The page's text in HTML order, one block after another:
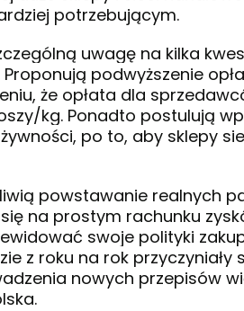
potrzebującym.
uwagę na kilka
Proponują podwyższenie
że opłata dla
kg. Ponadto postulują
po to, aby sklepy
powstawanie realnych
na prostym rachunku
swoje polityki
z roku na rok
nowych przepisów